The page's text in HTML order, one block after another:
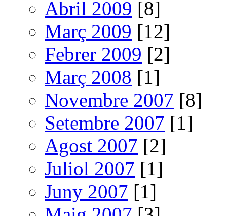
Abril 2009 [8]
Març 2009 [12]
Febrer 2009 [2]
Març 2008 [1]
Novembre 2007 [8]
Setembre 2007 [1]
Agost 2007 [2]
Juliol 2007 [1]
Juny 2007 [1]